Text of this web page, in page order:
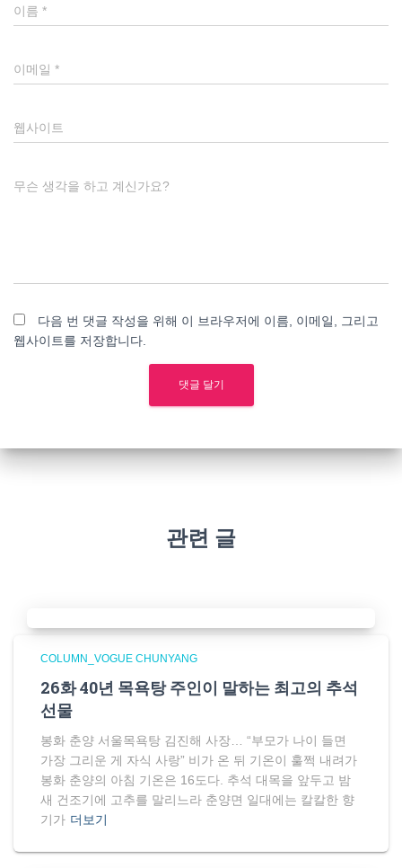
이름 *
이메일 *
웹사이트
무슨 생각을 하고 계신가요?
다음 번 댓글 작성을 위해 이 브라우저에 이름, 이메일, 그리고
웹사이트를 저장합니다.
관련 글
COLUMN_VOGUE CHUNYANG
26화 40년 목욕탕 주인이 말하는 최고의 추석
선물
봉화 춘양 서울목욕탕 김진해 사장… “부모가 나이 들면
가장 그리운 게 자식 사랑” 비가 온 뒤 기온이 훌쩍 내려가
봉화 춘양의 아침 기온은 16도다. 추석 대목을 앞두고 밤
새 건조기에 고추를 말리느라 춘양면 일대에는 칼칼한 향
기가 더보기